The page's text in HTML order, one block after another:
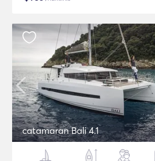
catamaran Bali 4.1